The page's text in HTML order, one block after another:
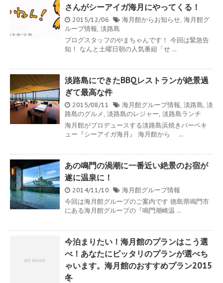
さんがシーアイガ海月にやってくる！
2015/12/06 海月館からお知らせ, 海月館グ
ループ情報, 淡路島
ブログスタッフのやまちゃんです！ 今回は緊急告
知！ なんと土曜日朝の人気番組「せ ...
淡路島にできたBBQレストランが絶景過
ぎて最高な件
2015/08/11 海月館グループ情報, 淡路島, 淡
路島のグルメ, 淡路島のレジャー, 淡路島ランチ
海月館がプロデュースする淡路島浜焼きバーベキ
ュー『シーアイガ海月』 海月館から ...
あの鳴門の渦潮に一番近い絶景のお宿が
遂に温泉に！
2014/11/10
海月館グループ情報
今回は海月館グループのご案内です 徳島県鳴門市
にある海月館グループの『鳴門潮崎温 ...
今泊まりたい！海月館のプランはこう選
べ！あなたにピッタリのプランが選べち
ゃいます。海月館のおすすめプラン2015
冬